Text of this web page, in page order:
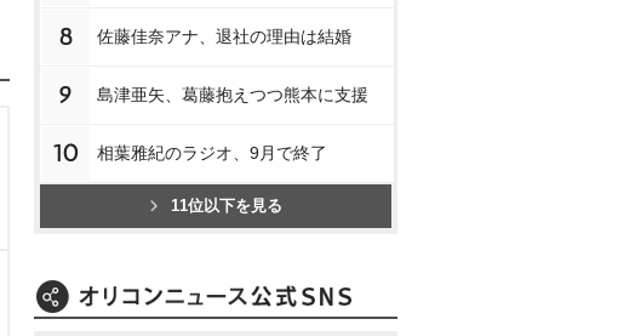
8 佐藤佳奈アナ、退社の理由は結婚
9 島津亜矢、葛藤抱えつつ熊本に支援
10 相葉雅紀のラジオ、9月で終了
11位以下を見る